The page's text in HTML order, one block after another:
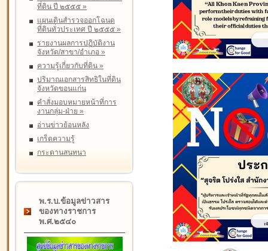
ที่ดิน ปี ๒๕๕๕ »
แผนเดินสำรวจออกโฉนด
ที่ดินทั่วประเทศ ปี ๒๕๕๕ »
รายงานผลการปฏิบัติงาน
จังหวัด/สาขา/อำเภอ »
ความรู้เกี่ยวกับที่ดิน »
ปริมาณเอกสารสิทธิในที่ดิน
จังหวัดขอนแก่น
คำสั่งมอบหมายหน้าที่การ
งานกลุ่ม-ฝ่าย »
อ่านข่าวย้อนหลัง
เกร็ดความรู้
กระดานสนทนา
พ.ร.บ.ข้อมูลข่าวสาร
ของทางราชการ
พ.ศ.๒๕๔๐